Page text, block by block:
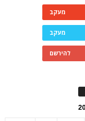
מעקב
מעקב
להירשם